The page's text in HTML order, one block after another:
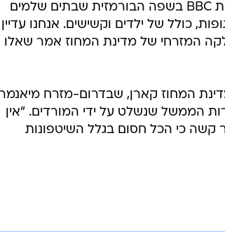
מתנדב במאמצי החילוץ בדרום מדינת שאן אמר לרשת BBC בשפה הבורמזית שבתים שלמים
כולל של ילדים וקשישים. אנחנו עדיין
תושב בחלקה המזרחי של מדינת המחוז אמר שאלו
המחוז קארן, שבדרום-מזרח
הממשל שנשלט על ידי המורדים. "אין
קשה כי הכל חסום בגלל השיטפונות